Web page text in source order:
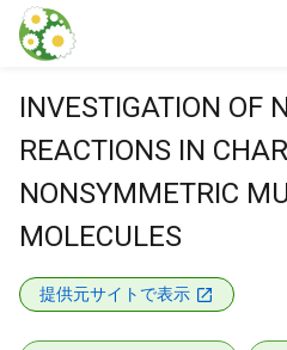
本文に飛ぶ
INVESTIGATION OF
REACTIONS IN
NONSYMMETRIC
MOLECULES
提供元サイトで表示